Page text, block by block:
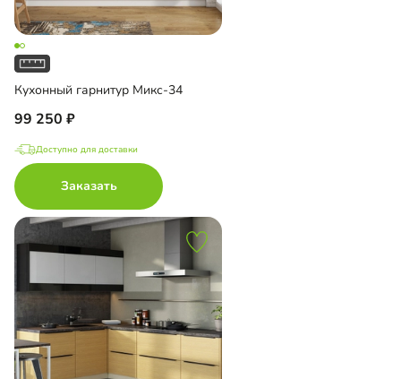
Кухонный гарнитур Микс-34
99 250
Доступно для доставки
Заказать